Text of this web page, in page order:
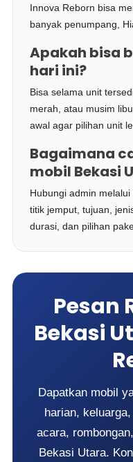
Innova Reborn bisa
banyak penumpang,
Apakah bisa
hari ini?
Bisa selama unit
merah, atau musim
awal agar pilihan unit
Bagaimana
mobil Bekasi
Hubungi admin melalui
titik jemput, tujuan,
durasi, dan pilihan
Pesan
Bekasi
Dapatkan mobil
harian,
acara,
Bekasi Utara.